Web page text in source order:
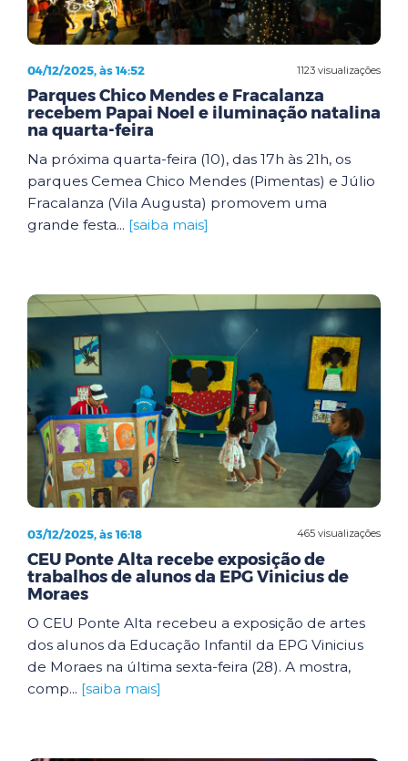
1123 visualizações
04/12/2025, às 14:52
Parques Chico Mendes e Fracalanza
recebem Papai Noel e iluminação natalina
na quarta-feira
Na próxima quarta-feira (10), das 17h às 21h, os
parques Cemea Chico Mendes (Pimentas) e Júlio
Fracalanza (Vila Augusta) promovem uma
grande festa... [saiba mais]
465 visualizações
03/12/2025, às 16:18
CEU Ponte Alta recebe exposição de
trabalhos de alunos da EPG Vinicius de
Moraes
O CEU Ponte Alta recebeu a exposição de artes
dos alunos da Educação Infantil da EPG Vinicius
de Moraes na última sexta-feira (28). A mostra,
comp... [saiba mais]